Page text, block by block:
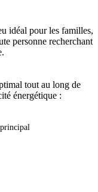
idéal pour les familles,
personne recherchant
tout au long de
énergétique :